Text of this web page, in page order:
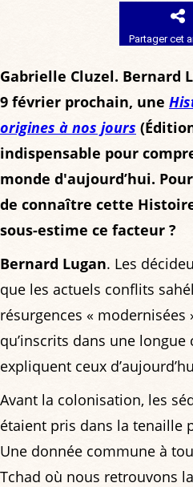
Partager cet
Gabrielle Cluzel. Bernard
9 février prochain, une
origines à nos jours
indispensable pour
monde d'aujourd’hui.
de connaître cette
sous-estime ce facteur ?
Bernard Lugan. Les
que les actuels conflits
résurgences « modernisées
qu’inscrits dans une longue
expliquent ceux
Avant la colonisation, les
étaient pris dans la tenaille
Une donnée commune à
Tchad où nous retrouvons